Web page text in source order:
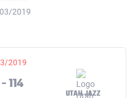
2019
2019
114
UTAH JAZZ